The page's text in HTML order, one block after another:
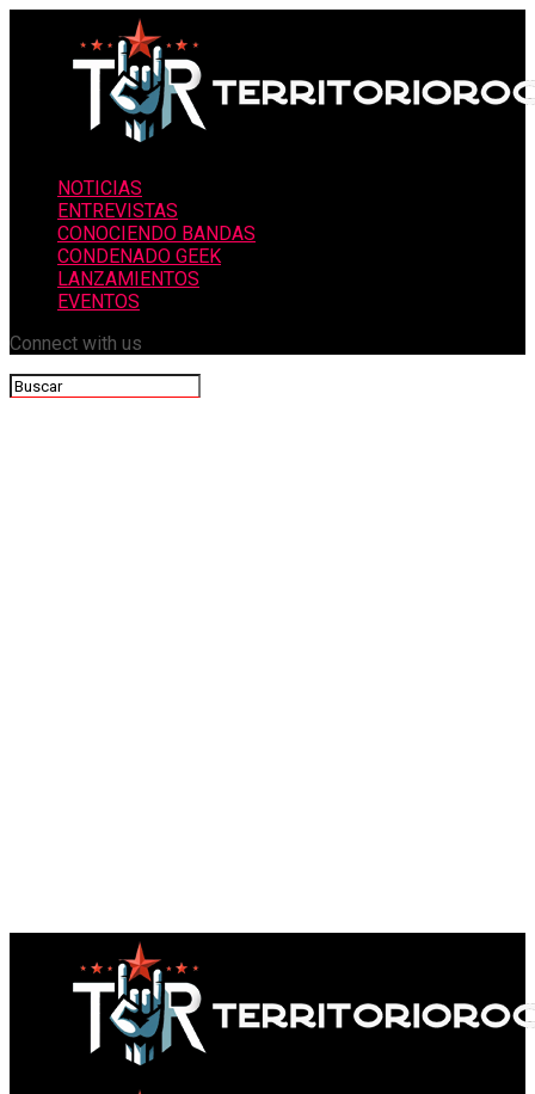
NOTICIAS
ENTREVISTAS
CONOCIENDO BANDAS
CONDENADO GEEK
LANZAMIENTOS
EVENTOS
Connect with us